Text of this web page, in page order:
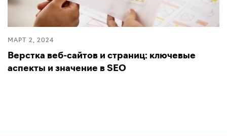
МАРТ 2, 2024
Верстка веб-сайтов и страниц: ключевые
аспекты и значение в SEO